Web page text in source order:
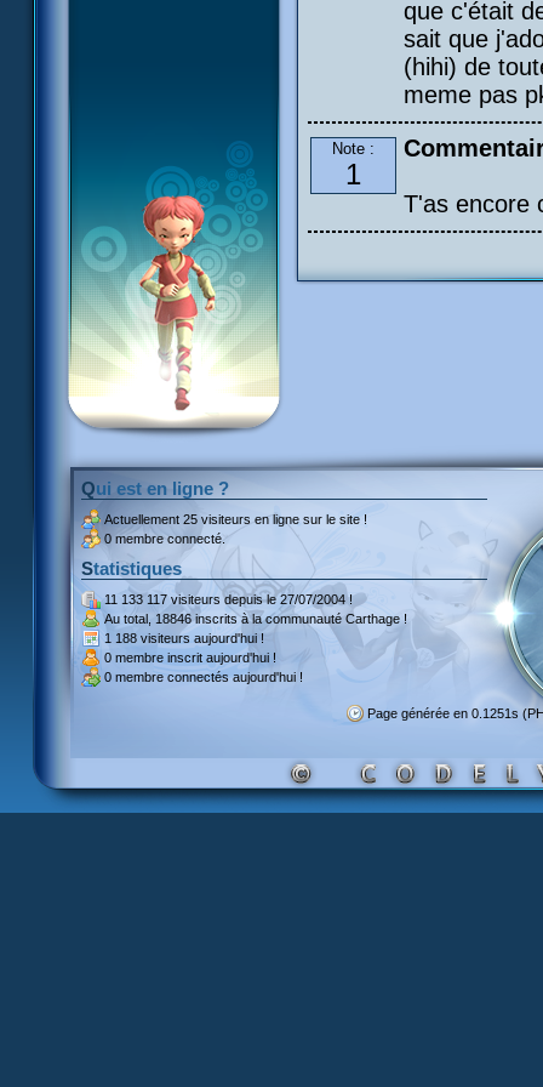
que c'était
sait que
(hihi) de
meme pas
Note :
1
T'as encore
Qui est en ligne ?
Actuellement 25 visiteurs en ligne sur le site !
0 membre connecté.
Statistiques
11 133 117 visiteurs depuis le 27/07/2004 !
Au total, 18846 inscritsà la communauté Carthage !
1 188 visiteurs aujourd'hui !
0 membre inscrit aujourd'hui !
0 membre connectés aujourd'hui !
Page générée en 0.1251s